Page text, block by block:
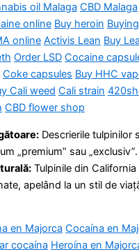
oil Malaga CBD Malaga
online Buy heroin
online Activis Lean Buy
Order LSD Cocaine
Coke capsules Buy HHC
Cali weed Cali strain
CBD flower shop
Descrierile tulpinilor
„premium” sau „exclusiv”.
Tulpinile din
apelând la un stil de
en Majorca Cocaína en
cocaína Heroína en